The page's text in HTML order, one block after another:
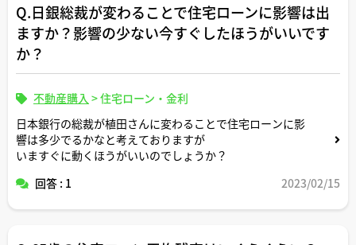
Q.日銀総裁が変わることで住宅ローンに影響は出
ますか？影響の少ない今すぐしたほうがいいです
か？
不動産購入 >住宅ローン・金利
日本銀行の総裁が植田さんに変わることで住宅ローンに影
響は多少でるかなと考えておりますが
いますぐに動くほうがいいのでしょうか？
回答 : 1
2023/02/15